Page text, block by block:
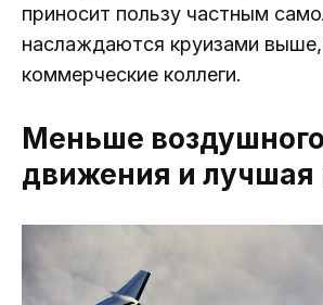
приносит пользу частным
наслаждаются круизами
коммерческие коллеги.
Меньше воздушного
движения и лучшая